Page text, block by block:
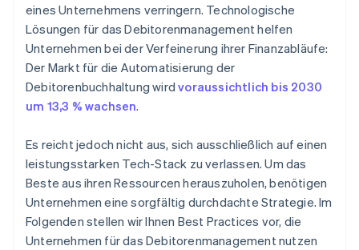
eines Unternehmens verringern. Technologische
Lösungen für das Debitorenmanagement helfen
Unternehmen bei der Verfeinerung ihrer Finanzabläufe:
Der Markt für die Automatisierung der
Debitorenbuchhaltung wirdvoraussichtlich bis 2030
um 13,3 % wachsen.
Es reicht jedoch nicht aus, sich ausschließlich auf einen
leistungsstarken Tech-Stack zu verlassen. Um das
Beste aus ihren Ressourcen herauszuholen, benötigen
Unternehmen eine sorgfältig durchdachte Strategie. Im
Folgenden stellen wir Ihnen Best Practices vor, die
Unternehmen für das Debitorenmanagement nutzen